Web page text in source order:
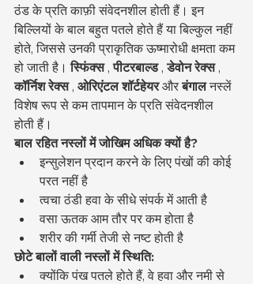
ठंड के प्रति काफ़ी संवेदनशील होती हैं। इन
बिल्लियों के बाल बहुत पतले होते हैं या बिल्कुल नहीं
होते, जिससे उनकी प्राकृतिक ऊष्मारोधी क्षमता कम
हो जाती है। स्फिंक्स , पीटरबाल्ड , डेवोन रेक्स ,
कॉर्निश रेक्स , ओरिएंटल शॉर्टहेयर और बंगाल नस्लें
विशेष रूप से कम तापमान के प्रति संवेदनशील
होती हैं।
बाल रहित नस्लों में जोखिम अधिक क्यों है?
इन्सुलेशन प्रदान करने के लिए पंखों की कोई
परत नहीं है
त्वचा ठंडी हवा के सीधे संपर्क में आती है
वसा ऊतक आम तौर पर कम होता है
शरीर की गर्मी तेजी से नष्ट होती है
छोटे बालों वाली नस्लों में स्थिति:
क्योंकि पंख पतले होते हैं, वे हवा और नमी से